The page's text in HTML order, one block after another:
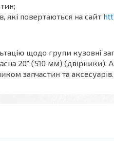
які повертаються на сайт
щодо групи кузовні
20" (510 мм) (двірники).
запчастин та аксесуарів.